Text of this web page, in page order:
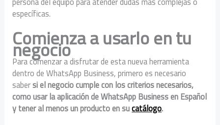
específicas.
Comienza a usarlo en tu
negocio
Para comenzar a disfrutar de esta nueva herramienta
dentro de WhatsApp Business, primero es necesario
sabersi el negocio cumple con los criterios necesarios,
como usar la aplicación de WhatsApp Business en Español
y tener al menos un producto en sucatálogo.